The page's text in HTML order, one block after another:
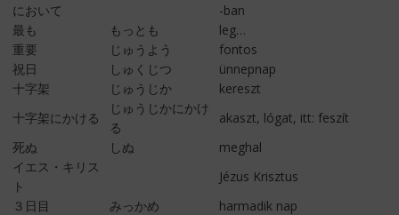
において
-ban
最も
もっとも
leg…
重要
じゅうよう
fontos
祝日
しゅくじつ
ünnepnap
十字架
じゅうじか
kereszt
十字架にかける
じゅうじかにかけ
る
akaszt, lógat, itt: feszít
死ぬ
しぬ
meghal
イエス・キリス
ト
Jézus Krisztus
３日目
みっかめ
harmadik nap